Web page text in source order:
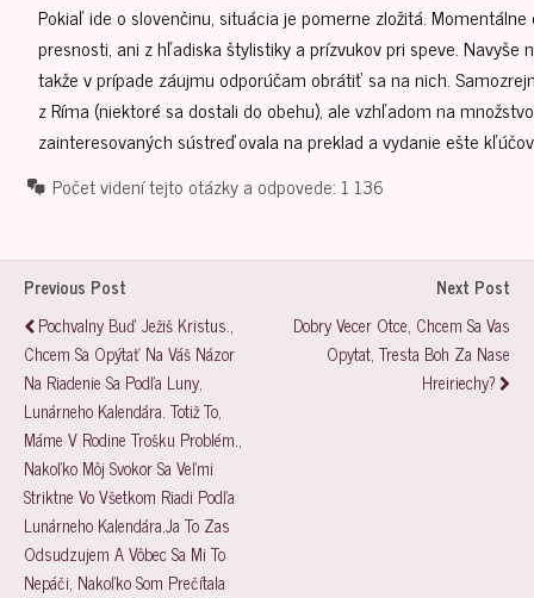
Pokiaľ ide o slovenčinu, situácia je pomerne zložitá.
presnosti, ani z hľadiska štylistiky a prízvukov pri speve.
takže v prípade záujmu odporúčam obrátiť sa na nich.
z Ríma (niektoré sa dostali do obehu), ale vzhľadom na
zainteresovaných sústreďovala na preklad a vydanie ešte
Počet videní tejto otázky a odpovede: 1 136
Previous Post
Pochvalny Buď Ježiš Kristus.,
Chcem Sa Opýtať Na Váš Názor
Na Riadenie Sa Podľa Luny,
Lunárneho Kalendára. Totiž To,
Máme V Rodine Trošku Problém.,
Nakoľko Môj Svokor Sa Veľmi
Striktne Vo Všetkom Riadi Podľa
Lunárneho Kalendára.Ja To Zas
Odsudzujem A Vôbec Sa Mi To
Nepáči, Nakoľko Som Prečítala
Next Post
Dobry Vecer Otce, Chcem Sa Vas
Opytat, Tresta Boh Za Nase
Hreiriechy?